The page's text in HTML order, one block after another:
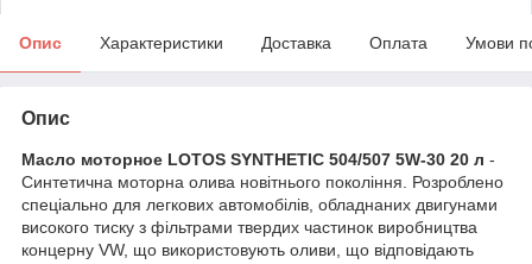
Опис Характеристики Доставка Оплата Умови
Опис
Масло моторное LOTOS SYNTHETIC 504/507 5W-30 20 л -
Синтетична моторна олива новітнього покоління. Розроблено
спеціально для легкових автомобілів, обладнаних двигунами
високого тиску з фільтрами твердих частинок виробництва
концерну VW, що використовують оливи, що відповідають